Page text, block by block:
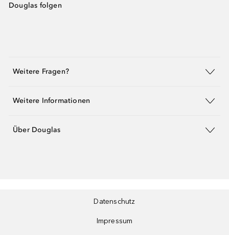
Douglas folgen
Weitere Fragen?
Weitere Informationen
Über Douglas
Datenschutz
Impressum